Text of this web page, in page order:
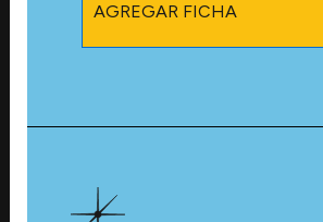
AGREGAR FICHA